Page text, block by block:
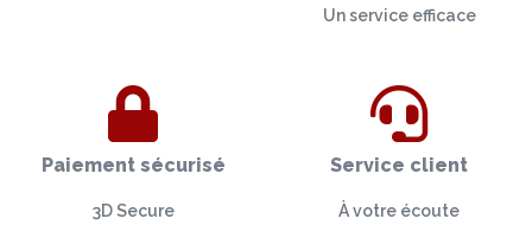
Un service efficace
Paiement sécurisé
3D Secure
Service client
À votre écoute